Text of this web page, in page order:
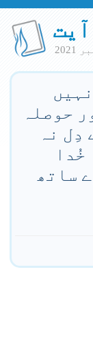
آیت
حوصلہ
دِل نہ
خُدا
ساتھ